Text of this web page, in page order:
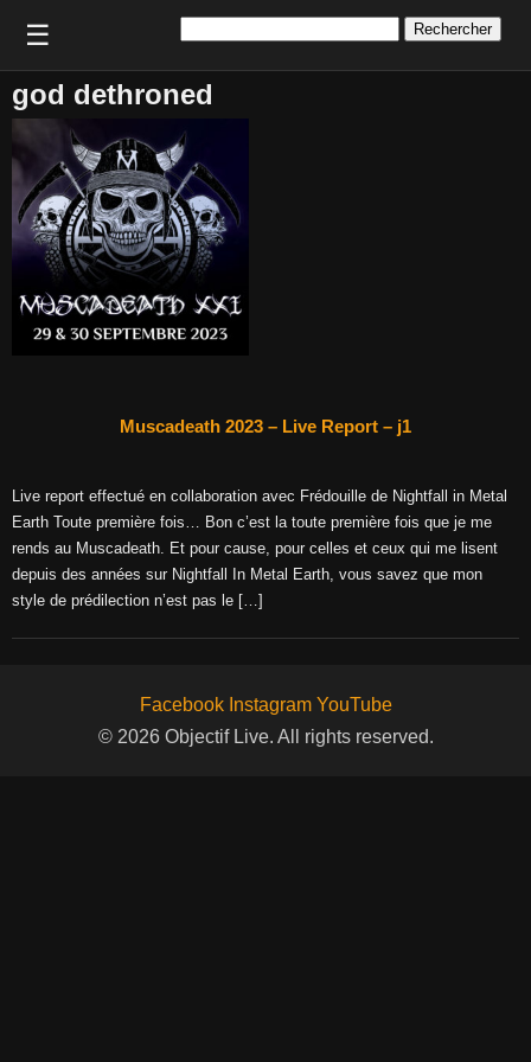
☰
god dethroned
Muscadeath 2023 – Live Report – j1
Live report effectué en collaboration avec Frédouille de Nightfall in Metal
Earth Toute première fois… Bon c’est la toute première fois que je me
rends au Muscadeath. Et pour cause, pour celles et ceux qui me lisent
depuis des années sur Nightfall In Metal Earth, vous savez que mon
style de prédilection n’est pas le […]
Facebook Instagram YouTube
© 2026 Objectif Live. All rights reserved.